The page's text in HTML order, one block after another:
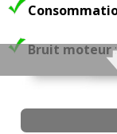
Bruit moteur